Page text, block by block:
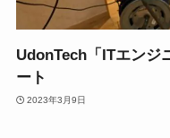
UdonTech「ITエンジ
ート
2023年3月9日